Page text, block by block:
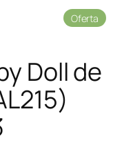
Oferta
r
u
c
Doll de